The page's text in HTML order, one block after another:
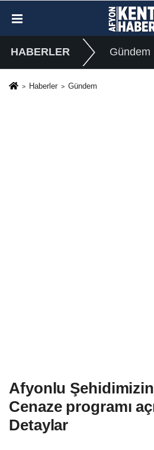
HABERLER Gündem
Haberler Gündem
Afyonlu
Cenaze programı
Detaylar